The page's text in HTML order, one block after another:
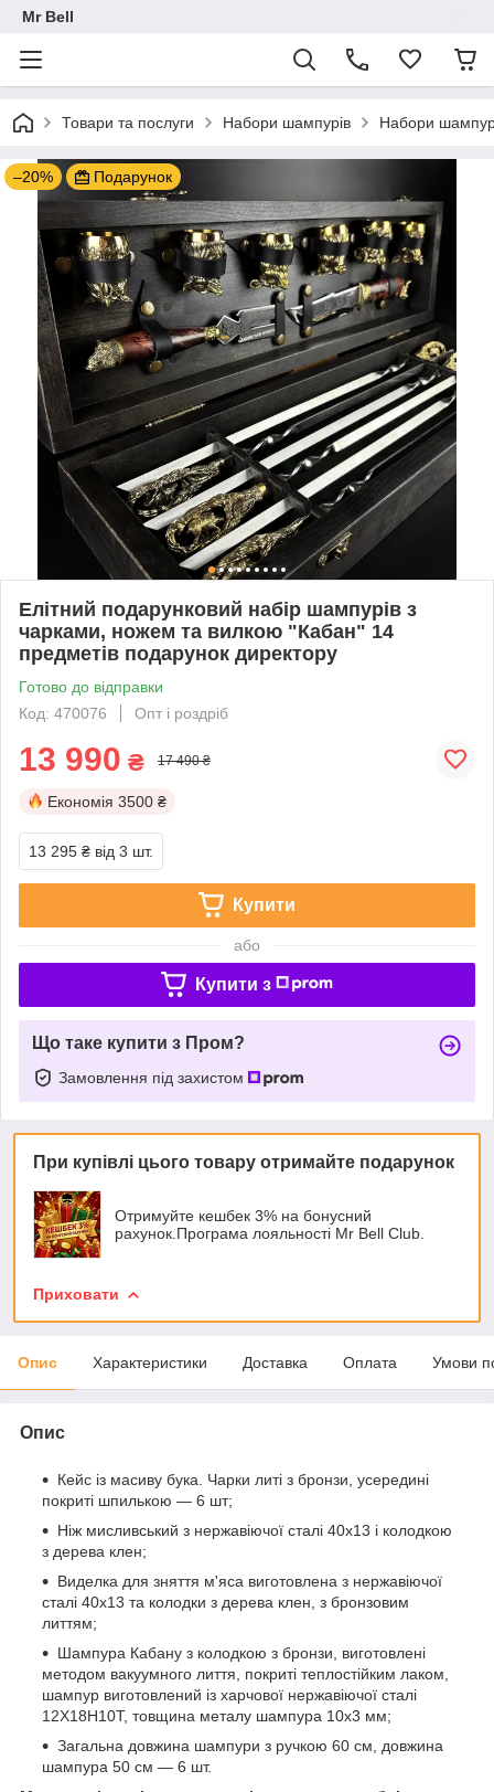
Mr Bell
Товари та послуги Набори шампурів Набори
–20% Подарунок
Елітний подарунковий набір шампурів з
чарками, ножем та вилкою "Кабан" 14
предметів подарунок директору
Готово до відправки
Код: 470076
Опт і роздріб
13 990 ₴ 17 490 ₴
Економія 3500 ₴
13 295 ₴ від 3 шт.
Купити
або
Купити з
Що таке купити з Пром?
Замовлення під захистом
При купівлі цього товару отримайте подарунок
Отримуйте кешбек 3% на бонусний
рахунок.Програма лояльності Mr Bell Club.
Приховати
Опис Характеристики Доставка Оплата Умови
Опис
Кейс із масиву бука. Чарки литі з бронзи, усередині
покриті шпилькою — 6 шт;
Ніж мисливський з нержавіючої сталі 40х13 і колодкою
з дерева клен;
Виделка для зняття м'яса виготовлена з нержавіючої
сталі 40х13 та колодки з дерева клен, з бронзовим
литтям;
Шампура Кабану з колодкою з бронзи, виготовлені
методом вакуумного лиття, покриті теплостійким лаком,
шампур виготовлений із харчової нержавіючої сталі
12Х18Н10Т, товщина металу шампура 10х3 мм;
Загальна довжина шампури з ручкою 60 см, довжина
шампура 50 см — 6 шт.